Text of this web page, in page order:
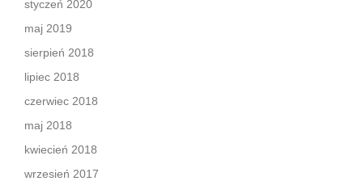
styczeń 2020
maj 2019
sierpień 2018
lipiec 2018
czerwiec 2018
maj 2018
kwiecień 2018
wrzesień 2017